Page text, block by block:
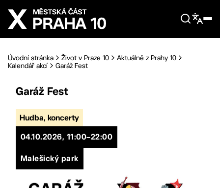
Přejít na hlavní obsah
Úvodní stránka Život v Praze 10
Aktuálně z Prahy 10
Kalendář akcí
Garáž Fest
Garáž Fest
Hudba, koncerty
04.10.2026, 11:00–22:00
Malešický park